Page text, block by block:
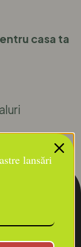
casa ta
lansări